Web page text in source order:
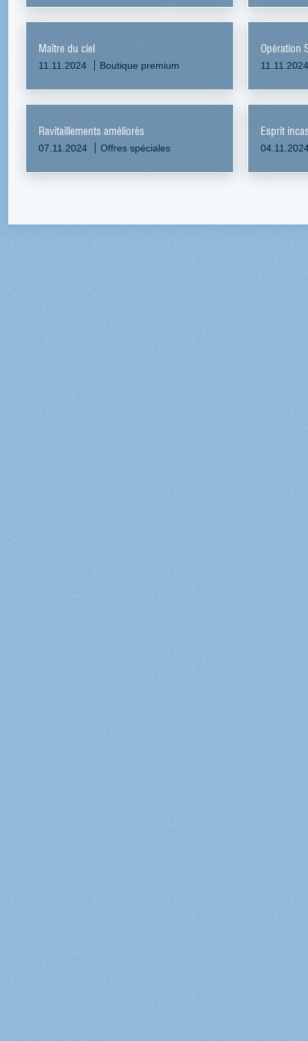
Maître du ciel
11.11.2024 Boutique premium
Opération
Ravitaillements améliorés
07.11.2024 Offres spéciales
Esprit